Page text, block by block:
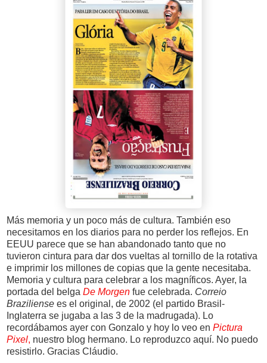
Más memoria y un poco más de cultura. También eso
necesitamos en los diarios para no perder los reflejos. En
EEUU parece que se han abandonado tanto que no
tuvieron cintura para dar dos vueltas al tornillo de la rotativa
e imprimir los millones de copias que la gente necesitaba.
Memoria y cultura para celebrar a los magníficos. Ayer, la
portada del belga De Morgen fue celebrada. Correio
Braziliense es el original, de 2002 (el partido Brasil-
Inglaterra se jugaba a las 3 de la madrugada). Lo
recordábamos ayer con Gonzalo y hoy lo veo en Pictura
Pixel, nuestro blog hermano. Lo reproduzco aquí. No puedo
resistirlo. Gracias Cláudio.